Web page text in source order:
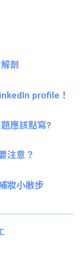
剖
profile！
應該點寫?
注意？
妝小敝步